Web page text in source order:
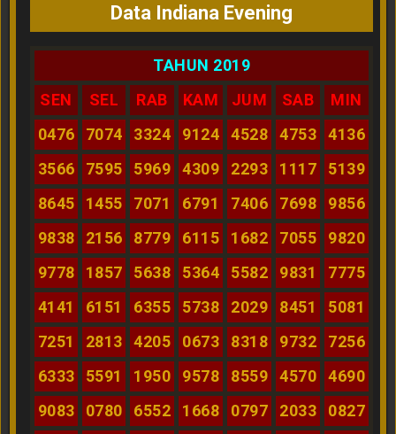
Data Indiana Evening
TAHUN 2019
SEN
SEL RAB KAM JUM SAB
MIN
0476
7074 3324 9124 4528 4753
4136
3566
7595 5969 4309 2293 1117
5139
8645
1455 7071 6791 7406 7698
9856
9838
2156 8779 6115 1682 7055
9820
9778
1857 5638 5364 5582 9831
7775
4141
6151 6355 5738 2029 8451
5081
7251
2813 4205 0673 8318 9732
7256
6333
5591 1950 9578 8559 4570
4690
9083
0780 6552 1668 0797 2033
0827